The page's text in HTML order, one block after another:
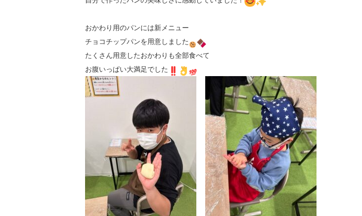
おかわり用のパンには新メニュー
チョコチップパンを用意しました
たくさん用意したおかわりも全部食べて
お腹いっぱい大満足でした